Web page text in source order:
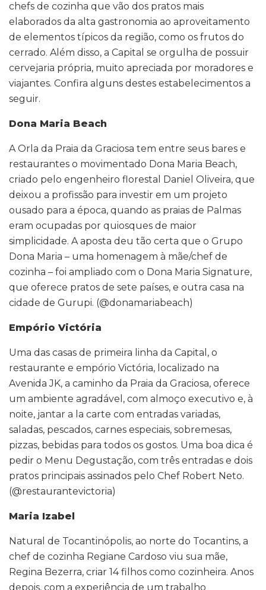
chefs de cozinha que vão dos pratos mais
elaborados da alta gastronomia ao aproveitamento
de elementos típicos da região, como os frutos do
cerrado. Além disso, a Capital se orgulha de possuir
cervejaria própria, muito apreciada por moradores e
viajantes. Confira alguns destes estabelecimentos a
seguir.
Dona Maria Beach
A Orla da Praia da Graciosa tem entre seus bares e
restaurantes o movimentado Dona Maria Beach,
criado pelo engenheiro florestal Daniel Oliveira, que
deixou a profissão para investir em um projeto
ousado para a época, quando as praias de Palmas
eram ocupadas por quiosques de maior
simplicidade. A aposta deu tão certa que o Grupo
Dona Maria – uma homenagem à mãe/chef de
cozinha – foi ampliado com o Dona Maria Signature,
que oferece pratos de sete países, e outra casa na
cidade de Gurupi. (@donamariabeach)
Empório Victória
Uma das casas de primeira linha da Capital, o
restaurante e empório Victória, localizado na
Avenida JK, a caminho da Praia da Graciosa, oferece
um ambiente agradável, com almoço executivo e, à
noite, jantar a la carte com entradas variadas,
saladas, pescados, carnes especiais, sobremesas,
pizzas, bebidas para todos os gostos. Uma boa dica é
pedir o Menu Degustação, com três entradas e dois
pratos principais assinados pelo Chef Robert Neto.
(@restaurantevictoria)
Maria Izabel
Natural de Tocantinópolis, ao norte do Tocantins, a
chef de cozinha Regiane Cardoso viu sua mãe,
Regina Bezerra, criar 14 filhos como cozinheira. Anos
depois, com a experiência de um trabalho